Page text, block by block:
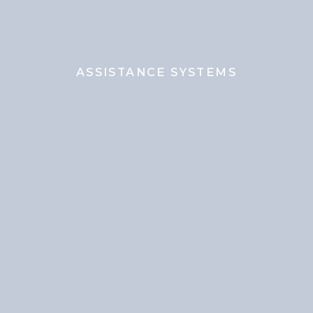
ASSISTANCE SYSTEMS